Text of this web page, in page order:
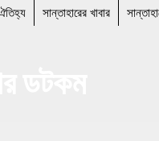
সান্তাহারের খাবার